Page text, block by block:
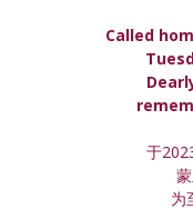
Called
于
为